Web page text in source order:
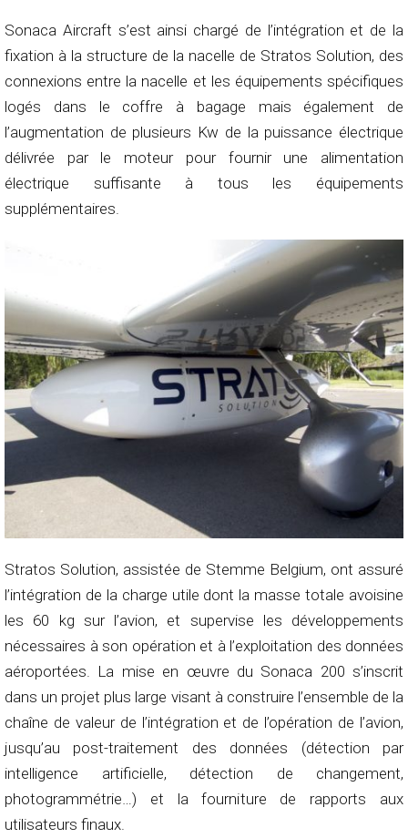
Sonaca Aircraft s’est ainsi chargé de l’intégration et de la
fixation à la structure de la nacelle de Stratos Solution, des
connexions entre la nacelle et les équipements spécifiques
logés dans le coffre à bagage mais également de
l’augmentation de plusieurs Kw de la puissance électrique
délivrée par le moteur pour fournir une alimentation
électrique suffisante à tous les équipements
supplémentaires.
Stratos Solution, assistée de Stemme Belgium, ont assuré
l’intégration de la charge utile dont la masse totale avoisine
les 60 kg sur l’avion, et supervise les développements
nécessaires à son opération et à l’exploitation des données
aéroportées. La mise en œuvre du Sonaca 200 s’inscrit
dans un projet plus large visant à construire l’ensemble de la
chaîne de valeur de l’intégration et de l’opération de l’avion,
jusqu’au post-traitement des données (détection par
intelligence artificielle, détection de changement,
photogrammétrie…) et la fourniture de rapports aux
utilisateurs finaux.